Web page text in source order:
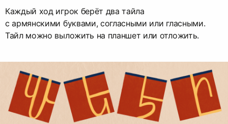
Каждый ход игрок берёт два тайла
с армянскими буквами, согласными или гласными.
Тайл можно выложить на планшет или отложить.